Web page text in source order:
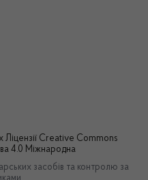
Ліцензії Creative Commons
4.0 Міжнародна
засобів та контролю за